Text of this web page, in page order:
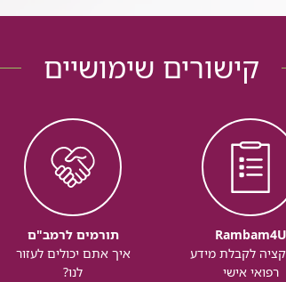
קישורים שימושיים
Rambam4U
לקבלת מידע
רפואי אישי
תורמים לרמב"ם
איך אתם יכולים לעזור
לנו?